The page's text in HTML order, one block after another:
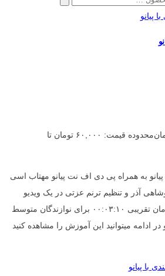
محدوده قیمت: ۶۰,۰۰۰ تومان تا
به همراه پی دی اف نت پیانو مهتاب اسی
آذر و تنظیم ترنم عزتی در یک ویدیو
آموزشی با فرمت MP4 و زمان تقریبی ۰۰:۰۳:۱۰ برای نوازندگان متوسط
ادامه میتوانید این آموزش را مشاهده کنید